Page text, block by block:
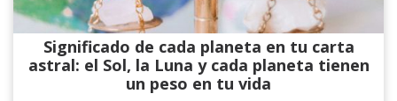
Significado de cada planeta en tu carta
astral: el Sol, la Luna y cada planeta tienen
un peso en tu vida